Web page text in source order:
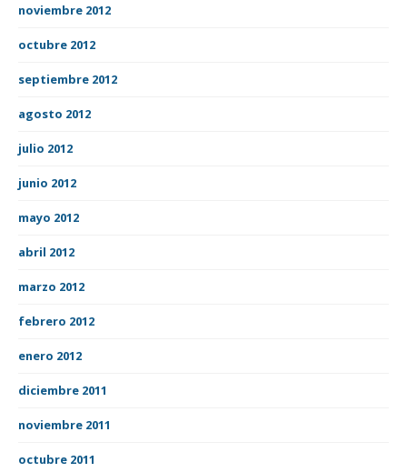
noviembre 2012
octubre 2012
septiembre 2012
agosto 2012
julio 2012
junio 2012
mayo 2012
abril 2012
marzo 2012
febrero 2012
enero 2012
diciembre 2011
noviembre 2011
octubre 2011